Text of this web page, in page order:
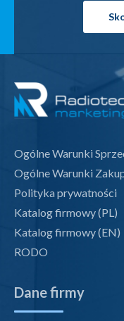
Ogólne Warunki
Ogólne Warunki
Polityka prywatności
Katalog firmowy (PL)
Katalog firmowy (EN)
RODO
Dane firmy